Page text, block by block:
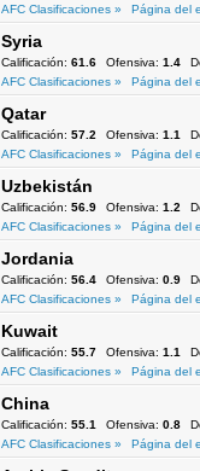
AFC Clasificaciones »
Página del
Syria
Calificación: 61.6 Ofensiva: 1.4
AFC Clasificaciones »
Página del
Qatar
Calificación: 57.2 Ofensiva: 1.1
AFC Clasificaciones »
Página del
Uzbekistán
Calificación: 56.9 Ofensiva: 1.2
AFC Clasificaciones »
Página del
Jordania
Calificación: 56.4 Ofensiva: 0.9
AFC Clasificaciones »
Página del
Kuwait
Calificación: 55.7 Ofensiva: 1.1
AFC Clasificaciones »
Página del
China
Calificación: 55.1 Ofensiva: 0.8
AFC Clasificaciones »
Página del